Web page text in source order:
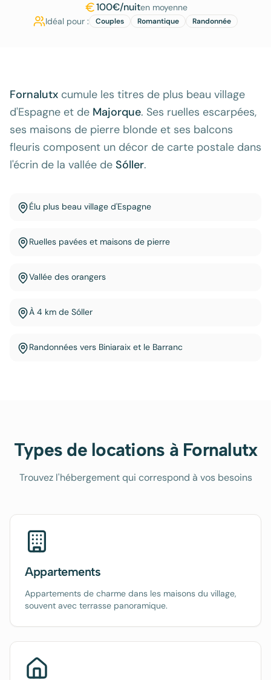
100€/nuiten moyenne
Idéal pour :
Couples Romantique Randonnée
Fornalutx cumule les titres de plus beau village
d'Espagne et de Majorque. Ses ruelles escarpées,
ses maisons de pierre blonde et ses balcons
fleuris composent un décor de carte postale dans
l'écrin de la vallée de Sóller.
Élu plus beau village d'Espagne
Ruelles pavées et maisons de pierre
Vallée des orangers
À 4 km de Sóller
Randonnées vers Biniaraix et le Barranc
Types de locations à Fornalutx
Trouvez l'hébergement qui correspond à vos besoins
Appartements
Appartements de charme dans les maisons du village,
souvent avec terrasse panoramique.